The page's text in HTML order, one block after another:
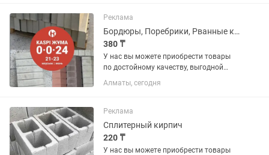
(мрамор)», «ПЛИТКА» ,...
Реклама
Бордюры, Поребрики, Рванные кирпичи
380 ₸
У нас вы можете приобрести товары
по достойному качеству, выгодной
цене и по гарантии. В наличии имеются
различные виды на «БРУСЧАТКА» ,
(мрамор)», «ПЛИТКА» ,...
Алматы, сегодня
Реклама
Сплитерный кирпич
220 ₸
У нас вы можете приобрести товары